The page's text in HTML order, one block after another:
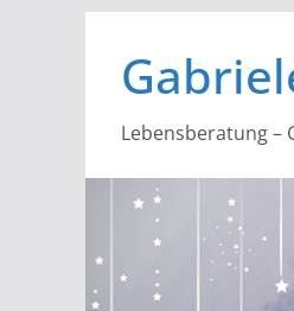
Inhalt
springen
Lebensberatung –